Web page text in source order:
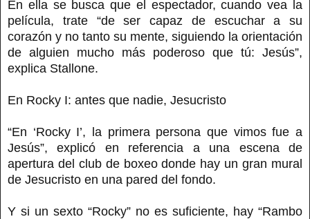
En ella se busca que el espectador, cuando vea la
película, trate “de ser capaz de escuchar a su
corazón y no tanto su mente, siguiendo la orientación
de alguien mucho más poderoso que tú: Jesús”,
explica Stallone.
En Rocky I: antes que nadie, Jesucristo
“En ‘Rocky I’, la primera persona que vimos fue a
Jesús”, explicó en referencia a una escena de
apertura del club de boxeo donde hay un gran mural
de Jesucristo en una pared del fondo.
Y si un sexto “Rocky” no es suficiente, hay “Rambo